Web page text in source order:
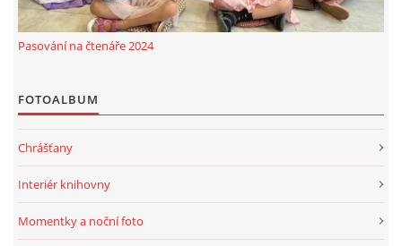
Pasování na čtenáře 2024
FOTOALBUM
Chrášťany
Interiér knihovny
Momentky a noční foto